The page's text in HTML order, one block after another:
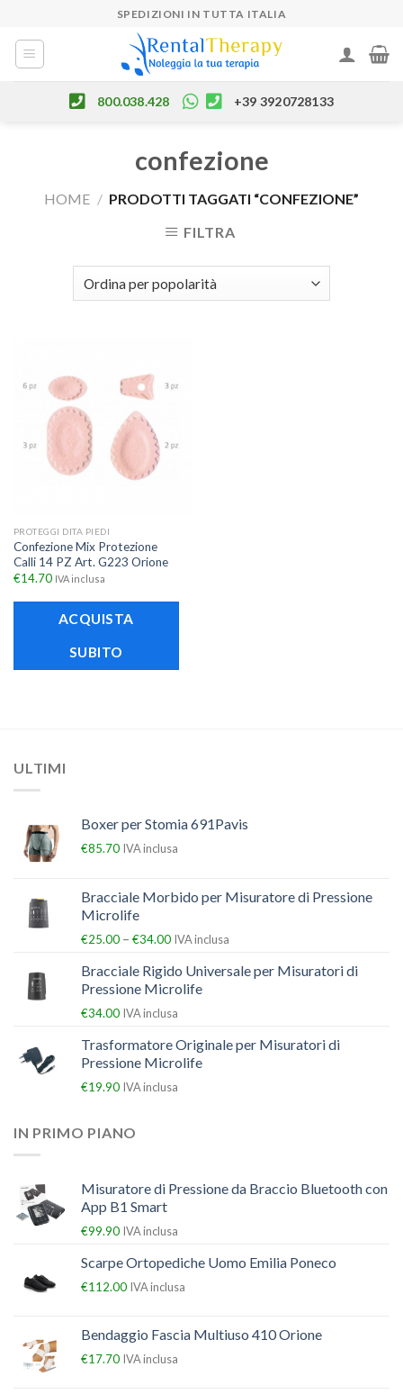
content
SPEDIZIONI IN TUTTA ITALIA
800.038.428 +39 3920728133
confezione
HOME / PRODOTTI TAGGATI “CONFEZIONE”
FILTRA
PROTEGGI DITA PIEDI
Confezione Mix Protezione
Calli 14 PZ Art. G223 Orione
€14.70 IVA inclusa
ACQUISTA
SUBITO
ULTIMI
Boxer per Stomia 691Pavis
€85.70 IVA inclusa
Bracciale Morbido per Misuratore di Pressione
Microlife
€25.00 – €34.00 IVA inclusa
Bracciale Rigido Universale per Misuratori di
Pressione Microlife
€34.00 IVA inclusa
Trasformatore Originale per Misuratori di
Pressione Microlife
€19.90 IVA inclusa
IN PRIMO PIANO
Misuratore di Pressione da Braccio Bluetooth con
App B1 Smart
€99.90 IVA inclusa
Scarpe Ortopediche Uomo Emilia Poneco
€112.00 IVA inclusa
Bendaggio Fascia Multiuso 410 Orione
€17.70 IVA inclusa